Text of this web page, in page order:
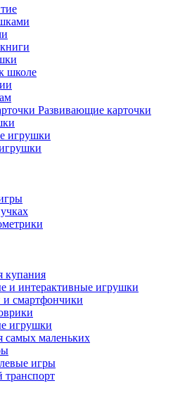
школе
Развивающие карточки
игрушки
купания
и интерактивные игрушки
смартфончики
игрушки
самых маленьких
игры